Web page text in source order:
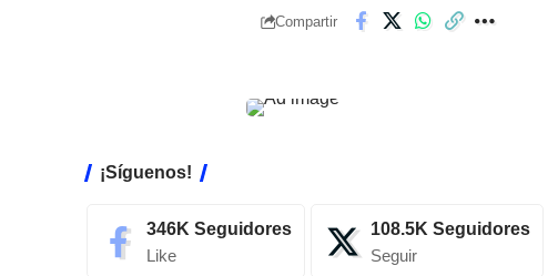
Compartir
¡Síguenos!
346K Seguidores
Like
108.5K Seguidores
Seguir